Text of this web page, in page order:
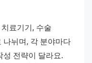
료기기, 수술
나뉘며, 각 분야마다
성 전략이 달라요.